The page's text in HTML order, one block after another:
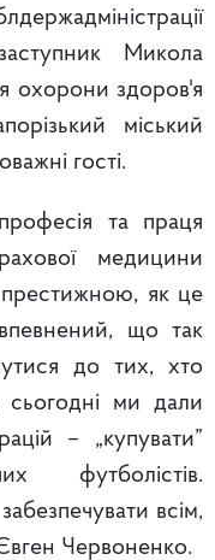
Микола
охорони здоров'я
міський
гості.
та праця
медицини
престижною, як це
що так
до тих, хто
сьогодні ми дали
– „купувати”
футболістів.
всім,
Червоненко.